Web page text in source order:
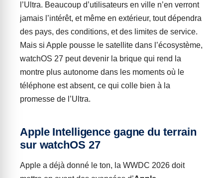
l’Ultra. Beaucoup d’utilisateurs en ville n’en verront
jamais l’intérêt, et même en extérieur, tout dépendra
des pays, des conditions, et des limites de service.
Mais si Apple pousse le satellite dans l’écosystème,
watchOS 27 peut devenir la brique qui rend la
montre plus autonome dans les moments où le
téléphone est absent, ce qui colle bien à la
promesse de l’Ultra.
Apple Intelligence gagne du terrain
sur watchOS 27
Apple a déjà donné le ton, la WWDC 2026 doit